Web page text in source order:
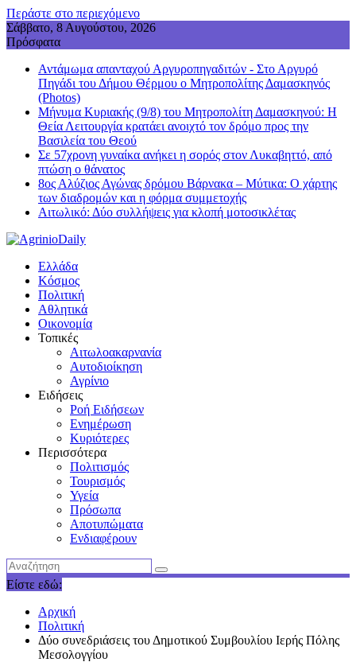
Περάστε στο περιεχόμενο
Σάββατο, 8 Αυγούστου, 2026
Πρόσφατα
Αντάμωμα απανταχού Αργυροπηγαδιτών - Στο Αργυρό
Πηγάδι του Δήμου Θέρμου ο Μητροπολίτης Δαμασκηνός
(Photos)
Μήνυμα Κυριακής (9/8) του Μητροπολίτη Δαμασκηνού: Η
Θεία Λειτουργία κρατάει ανοιχτό τον δρόμο προς την
Βασιλεία του Θεού
Σε 57χρονη γυναίκα ανήκει η σορός στον Λυκαβηττό, από
πτώση ο θάνατος
8ος Αλύζιος Αγώνας δρόμου Βάρνακα – Μύτικα: Ο χάρτης
των διαδρομών και η φόρμα συμμετοχής
Aιτωλικό: Δύο συλλήψεις για κλοπή μοτοσικλέτας
Ελλάδα
Κόσμος
Πολιτική
Αθλητικά
Οικονομία
Τοπικές
Αιτωλοακαρνανία
Αυτοδιοίκηση
Αγρίνιο
Ειδήσεις
Ροή Ειδήσεων
Ενημέρωση
Κυριότερες
Περισσότερα
Πολιτισμός
Τουρισμός
Υγεία
Πρόσωπα
Αποτυπώματα
Ενδιαφέρουν
Είστε εδώ:
Αρχική
Πολιτική
Δύο συνεδριάσεις του Δημοτικού Συμβουλίου Ιερής Πόλης
Μεσολογγίου